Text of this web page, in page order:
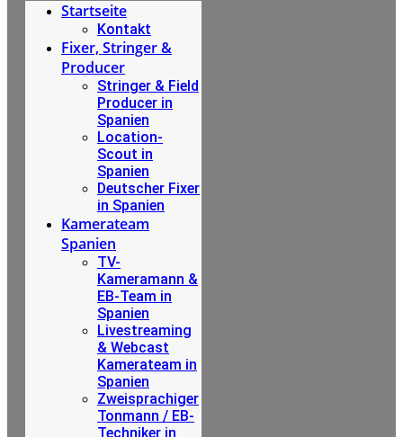
Startseite
Kontakt
Fixer, Stringer &
Producer
Stringer & Field
Producer in
Spanien
Location-
Scout in
Spanien
Deutscher Fixer
in Spanien
Kamerateam
Spanien
TV-
Kameramann &
EB-Team in
Spanien
Livestreaming
& Webcast
Kamerateam in
Spanien
Zweisprachiger
Tonmann / EB-
Techniker in